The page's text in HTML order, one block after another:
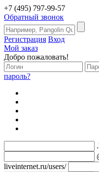
+7 (495) 797-99-57
Обратный звонок
Регистрация Вход
Мой заказ
Добро пожаловать!
пароль?
liveinternet.ru/users/